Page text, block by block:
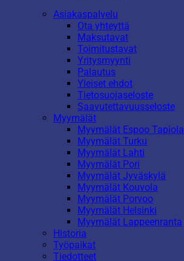
Asiakaspalvelu
Ota yhteyttä
Maksutavat
Toimitustavat
Yritysmyynti
Palautus
Yleiset ehdot
Tietosuojaseloste
Saavutettavuusseloste
Myymälät
Myymälät Espoo Tapiola
Myymälät Turku
Myymälät Lahti
Myymälät Pori
Myymälät Jyväskylä
Myymälät Kouvola
Myymälät Porvoo
Myymälät Helsinki
Myymälät Lappeenranta
Historia
Työpaikat
Tiedotteet